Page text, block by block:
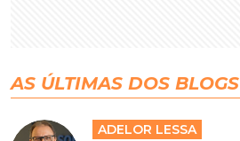
AS ÚLTIMAS DOS BLOGS
ADELOR LESSA